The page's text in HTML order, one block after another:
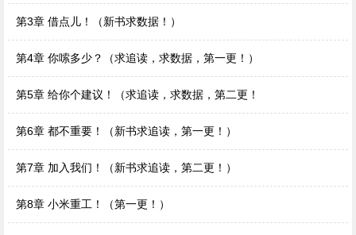
第3章 借点儿！（新书求数据！）
第4章 你嗦多少？（求追读，求数据，第一更！）
第5章 给你个建议！（求追读，求数据，第二更！
第6章 都不重要！（新书求追读，第一更！）
第7章 加入我们！（新书求追读，第二更！）
第8章 小米重工！（第一更！）